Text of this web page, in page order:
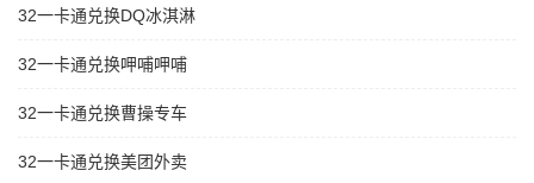
32一卡通兑换DQ冰淇淋
32一卡通兑换呷哺呷哺
32一卡通兑换曹操专车
32一卡通兑换美团外卖